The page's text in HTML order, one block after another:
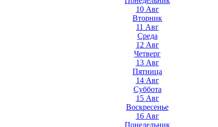
10 Авг
Вторник
11 Авг
Среда
12 Авг
Четверг
13 Авг
Пятница
14 Авг
Суббота
15 Авг
Воскресенье
16 Авг
Понедельник